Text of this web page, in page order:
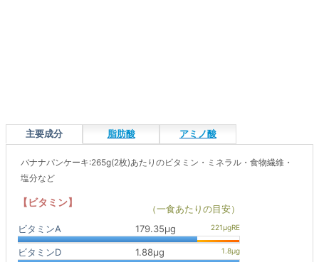
主要成分 脂肪酸 アミノ酸
バナナパンケーキ:265g(2枚)あたりのビタミン・ミネラル・食物繊維・
塩分など
【ビタミン】
（一食あたりの目安）
ビタミンA
179.35μg
ビタミンD 1.88μg